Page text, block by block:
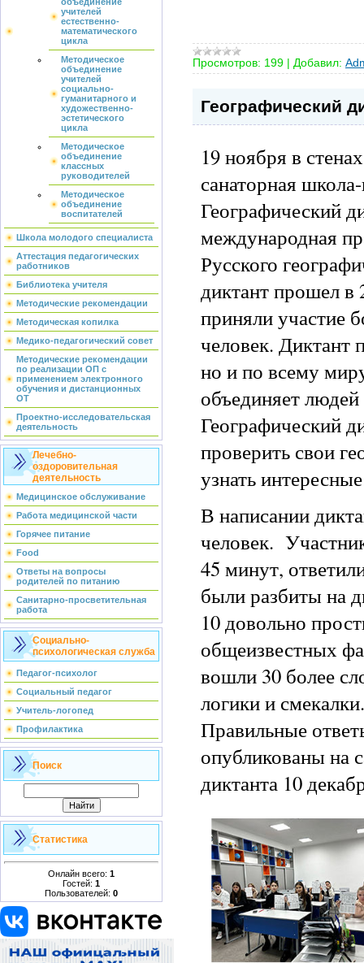
учителей
естественно-
математического
цикла
Методическое
объединение
учителей
социально-
гуманитарного и
художественно-
эстетического
цикла
Методическое
объединение
классных
руководителей
Методическое
объединение
воспитателей
Школа молодого специалиста
Аттестация педагогических
работников
Библиотека учителя
Методические рекомендации
Методическая копилка
Медико-педагогический совет
Методические рекомендации
по реализации ОП с
применением электронного
обучения и дистанционных
ОТ
Проектно-исследовательская
деятельность
Лечебно-
оздоровительная
деятельность
Медицинское обслуживание
Работа медицинской части
Горячее питание
Food
Ответы на вопросы
родителей по питанию
Санитарно-просветительная
работа
Социально-
психологическая служба
Педагог-психолог
Социальный педагог
Учитель-логопед
Профилактика
Поиск
Статистика
Онлайн всего: 1
Гостей: 1
Пользователей: 0
Просмотров: 199 | Добавил:
Географический
19 ноября в
санаторная
Географический
международная
Русского
диктант прошел в
приняли участие
человек. Диктант
но и по всему
объединяет
Географический
проверить свои
узнать
В написании
человек.
45 минут,
были разбиты на
10 довольно
общеизвестных
вошли 30 более
логики и
Правильные
опубликованы на
диктанта 10